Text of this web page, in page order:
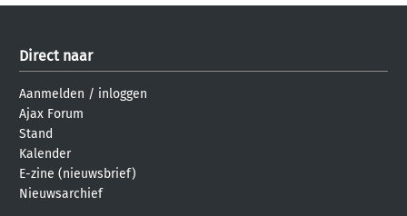
Direct naar
Aanmelden / inloggen
Ajax Forum
Stand
Kalender
E-zine (nieuwsbrief)
Nieuwsarchief